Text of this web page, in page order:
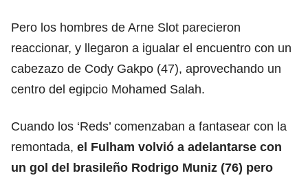
Pero los hombres de Arne Slot parecieron
reaccionar, y llegaron a igualar el encuentro con un
cabezazo de Cody Gakpo (47), aprovechando un
centro del egipcio Mohamed Salah.
Cuando los ‘Reds’ comenzaban a fantasear con la
remontada, el Fulham volvió a adelantarse con
un gol del brasileño Rodrigo Muniz (76) pero